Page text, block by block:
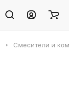
Смесители и